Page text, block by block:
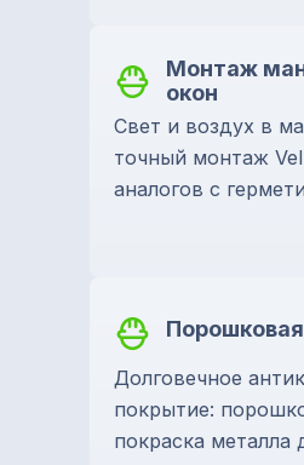
Монтаж
окон
Свет и воздух в
точный монтаж
аналогов с
Долговечное
покрытие:
покраска металла